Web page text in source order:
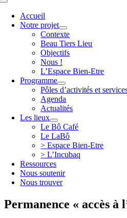
Toggle
NavigationAccueil
Notre projet
Contexte
Beau Tiers Lieu
Objectifs
Nous !
L’Espace Bien-Etre
Programme
Pôles d’activités et
Agenda
Actualités
Les lieux
Le Bô Café
Le LaBô
> Espace Bien-Etre
> L’Incubaq
Ressources
Nous soutenir
Nous trouver
Permanence « accès à